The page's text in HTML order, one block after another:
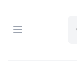
Open menu
Menu